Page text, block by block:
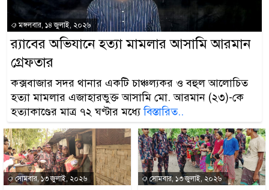
মঙ্গলবার, ১৪ জুলাই, ২০২৬
র‌্যাবের অভিযানে হত্যা মামলার আসামি আরমান
গ্রেফতার
কক্সবাজার সদর থানার একটি চাঞ্চল্যকর ও বহুল আলোচিত
হত্যা মামলার এজাহারভুক্ত আসামি মো. আরমান (২৩)-কে
হত্যাকাণ্ডের মাত্র ৭২ ঘণ্টার মধ্যেবিস্তারিত..
সোমবার, ১৩ জুলাই, ২০২৬ সোমবার, ১৩ জুলাই, ২০২৬